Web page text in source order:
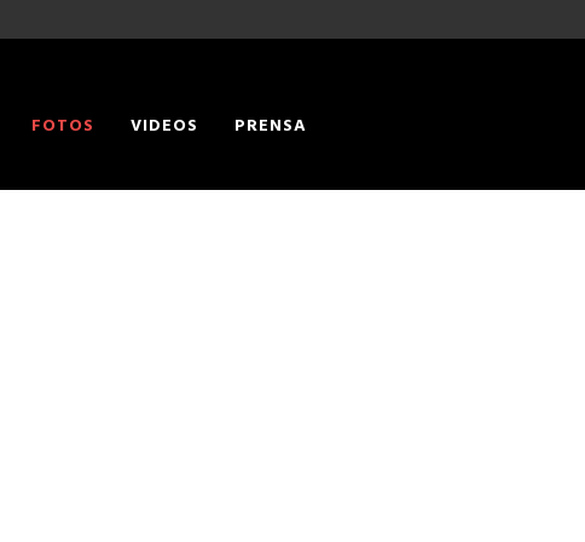
FOTOS VIDEOS PRENSA